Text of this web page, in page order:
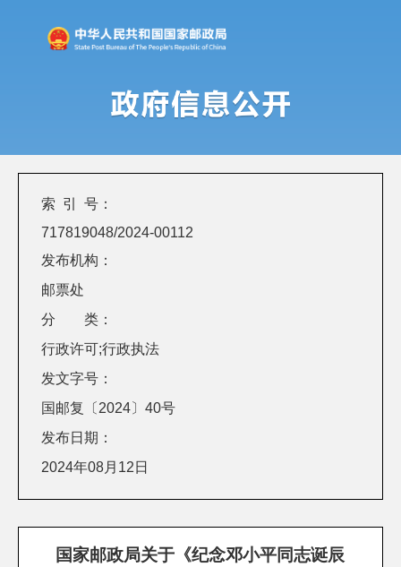
索 引 号：
717819048/2024-00112
发布机构：
邮票处
分 类：
行政许可;行政执法
发文字号：
国邮复〔2024〕40号
发布日期：
2024年08月12日
国家邮政局关于《纪念邓小平同志诞辰